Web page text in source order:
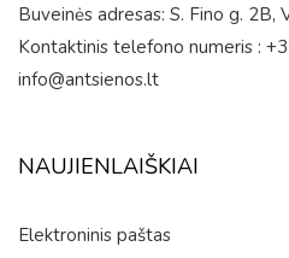
Buveinės adresas: S. Fino g. 2B,
Kontaktinis telefono numeris :
info@antsienos.lt
NAUJIENLAIŠKIAI
Elektroninis paštas